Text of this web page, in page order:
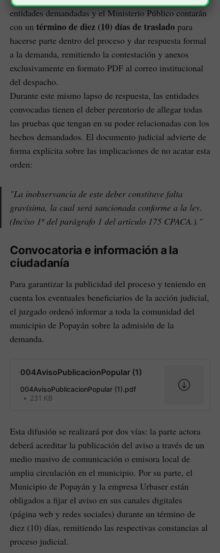
entidades demandadas y el Ministerio Público contarán
con un término de diez (10) días de traslado para
hacerse parte dentro del proceso y dar respuesta formal
a la demanda, remitiendo la contestación y anexos
exclusivamente en formato PDF al correo institucional
del despacho.
Durante este mismo lapso de respuesta, las entidades
convocadas tienen el deber perentorio de allegar todas
las pruebas que tengan en su poder relacionadas con los
hechos demandados. El documento judicial advierte de
forma explícita sobre las implicaciones de no acatar esta
orden:
"La inobservancia de este deber constituye falta
gravísima, la cual será sancionada conforme a la ley.
(Inciso 1º del parágrafo 1 del artículo 175 CPACA.)."
Convocatoria e información a la
ciudadanía
Para garantizar la publicidad del proceso y teniendo en
cuenta los eventuales beneficiarios de la acción judicial,
el juzgado ordenó informar a toda la comunidad del
municipio de Popayán sobre la admisión de la
demanda.
004AvisoPublicacionPopular (1)
004AvisoPublicacionPopular (1).pdf
231 KB
Esta difusión se realizará por dos vías: la parte actora
deberá acreditar la publicación del aviso a través de un
medio masivo de comunicación o emisora local de
amplia circulación en el municipio. Por su parte, el
Municipio de Popayán y la empresa Urbaser están
obligados a fijar el aviso en sus canales digitales
(página web y redes sociales) durante un término de
diez (10) días, remitiendo las respectivas constancias al
proceso judicial.